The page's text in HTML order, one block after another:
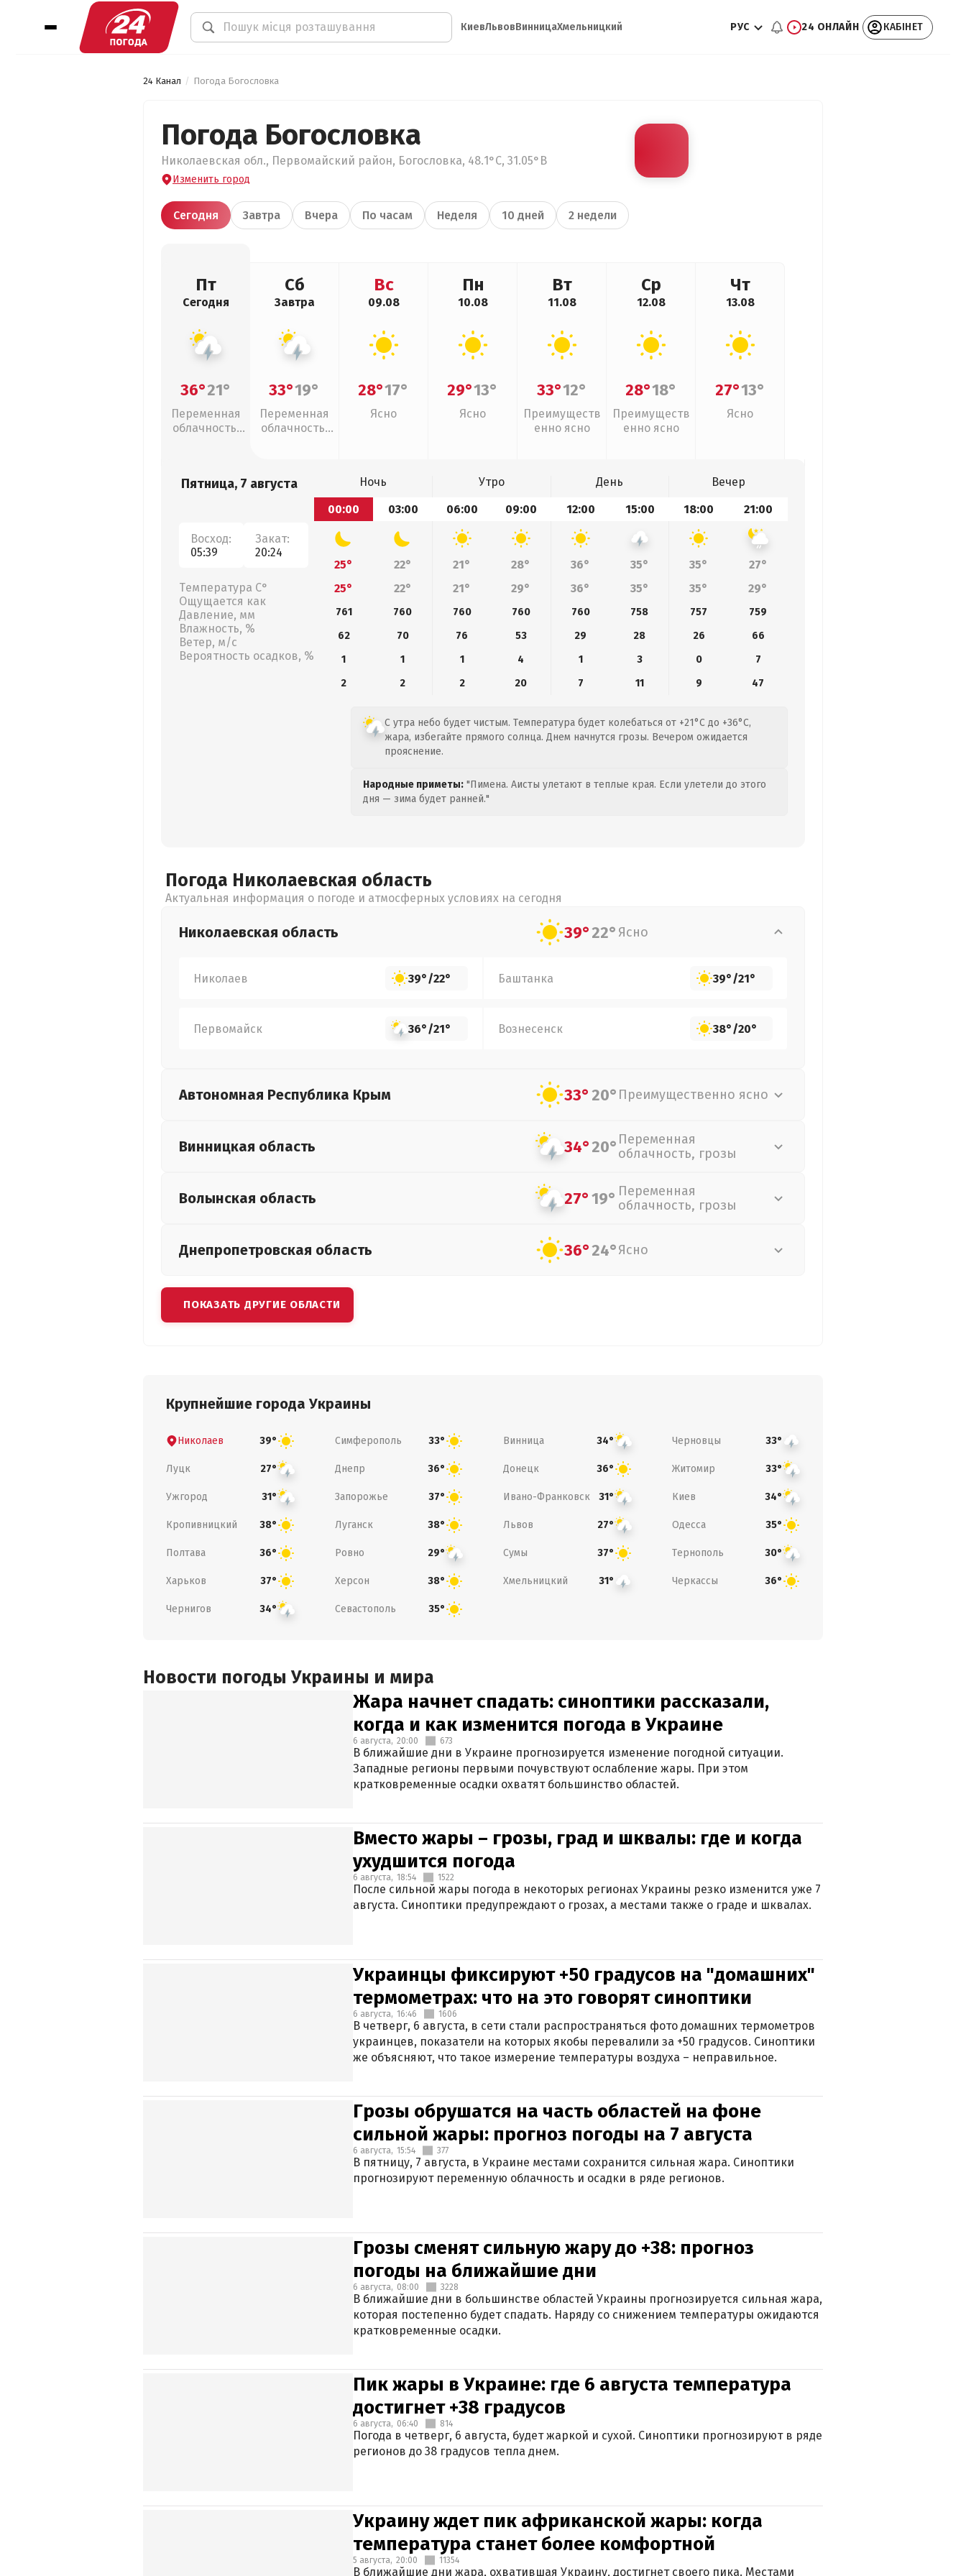
КиевЛьвовВинницаХмельницкий РУС 24 ОНЛАЙН КАБІНЕТ
24 Канал Погода Богословка
Погода Богословка
Николаевская обл., Первомайский район, Богословка, 48.1°С, 31.05°В
Изменить город
Сегодня Завтра Вчера По часам Неделя 10 дней 2 недели
Пт
Сегодня
36°21°
Переменная
облачность,
Сб
Завтра
33°19°
Переменная
облачность,
Вс
09.08
28°17°
Ясно
Пн
10.08
29°13°
Ясно
Вт
11.08
33°12°
Преимуществ
енно ясно
Ср
12.08
28°18°
Преимуществ
енно ясно
Чт
13.08
27°13°
Ясно
Пятница, 7 августа
Восход:
05:39
Закат:
20:24
Температура С°
Ощущается как
Давление, мм
Влажность, %
Ветер, м/с
Вероятность осадков, %
Ночь Утро День
Вечер
00:00
03:00 06:00 09:00 12:00 15:00 18:00 21:00
25° 22° 21° 28° 36° 35° 35°
27°
25°
22° 21° 29° 36° 35° 35° 29°
761 760 760 760 760 758 757
759
62
70 76 53 29 28 26
66
1
1 1 4 1 3 0
7
2
2 2 20 7 11 9 47
С утра небо будет чистым. Температура будет колебаться от +21°C до +36°C,
жара, избегайте прямого солнца. Днем начнутся грозы. Вечером ожидается
прояснение.
Народные приметы: "Пимена. Аисты улетают в теплые края. Если улетели до этого
дня — зима будет ранней."
Погода Николаевская область
Актуальная информация о погоде и атмосферных условиях на сегодня
Николаевская область 39°22° Ясно
Николаев 39°/22° Баштанка 39°/21°
Первомайск 36°/21° Вознесенск 38°/20°
Автономная Республика Крым 33°20° Преимущественно ясно
Винницкая область 34°20° Переменная
облачность, грозы
Волынская область 27°19° Переменная
облачность, грозы
Днепропетровская область 36°24°Ясно
ПОКАЗАТЬ ДРУГИЕ ОБЛАСТИ
Крупнейшие города Украины
Николаев 39° Симферополь 33° Винница 34° Черновцы 33°
Луцк 27° Днепр 36° Донецк 36° Житомир 33°
Ужгород 31° Запорожье 37° Ивано-Франковск 31° Киев 34°
Кропивницкий 38° Луганск 38° Львов 27° Одесса 35°
Полтава 36° Ровно 29° Сумы 37° Тернополь 30°
Харьков 37° Херсон 38° Хмельницкий 31° Черкассы 36°
Чернигов 34° Севастополь 35°
Новости погоды Украины и мира
Жара начнет спадать: синоптики рассказали,
когда и как изменится погода в Украине
6 августа, 20:00 673
В ближайшие дни в Украине прогнозируется изменение погодной ситуации.
Западные регионы первыми почувствуют ослабление жары. При этом
кратковременные осадки охватят большинство областей.
Вместо жары – грозы, град и шквалы: где и когда
ухудшится погода
6 августа, 18:54 1522
После сильной жары погода в некоторых регионах Украины резко изменится уже 7
августа. Синоптики предупреждают о грозах, а местами также о граде и шквалах.
Украинцы фиксируют +50 градусов на "домашних"
термометрах: что на это говорят синоптики
6 августа, 16:46 1606
В четверг, 6 августа, в сети стали распространяться фото домашних термометров
украинцев, показатели на которых якобы перевалили за +50 градусов. Синоптики
же объясняют, что такое измерение температуры воздуха – неправильное.
Грозы обрушатся на часть областей на фоне
сильной жары: прогноз погоды на 7 августа
6 августа, 15:54 377
В пятницу, 7 августа, в Украине местами сохранится сильная жара. Синоптики
прогнозируют переменную облачность и осадки в ряде регионов.
Грозы сменят сильную жару до +38: прогноз
погоды на ближайшие дни
6 августа, 08:00 3228
В ближайшие дни в большинстве областей Украины прогнозируется сильная жара,
которая постепенно будет спадать. Наряду со снижением температуры ожидаются
кратковременные осадки.
Пик жары в Украине: где 6 августа температура
достигнет +38 градусов
6 августа, 06:40 814
Погода в четверг, 6 августа, будет жаркой и сухой. Синоптики прогнозируют в ряде
регионов до 38 градусов тепла днем.
Украину ждет пик африканской жары: когда
температура станет более комфортной
5 августа, 20:00 11354
В ближайшие дни жара, охватившая Украину, достигнет своего пика. Местами